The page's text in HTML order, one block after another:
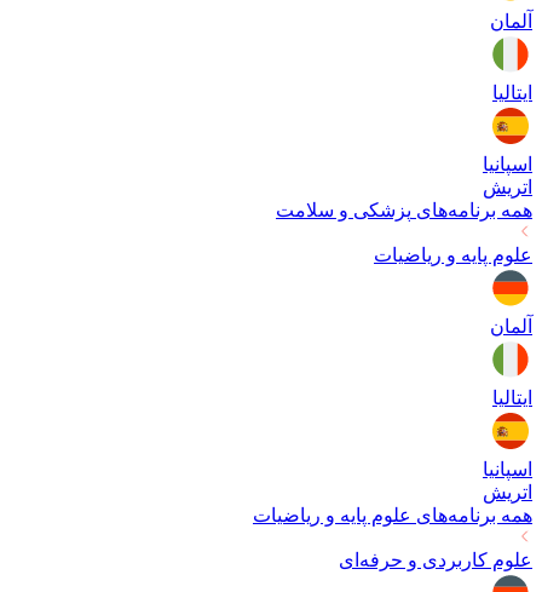
آلمان
ایتالیا
اسپانیا
اتریش
همه برنامه‌های پزشکی و سلامت
علوم پایه و ریاضیات
آلمان
ایتالیا
اسپانیا
اتریش
همه برنامه‌های علوم پایه و ریاضیات
علوم کاربردی و حرفه‌ای